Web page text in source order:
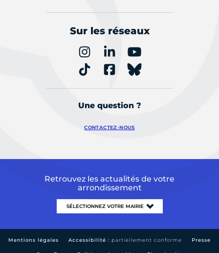
Sur les réseaux
Une question ?
CONTACTEZ-NOUS
Retrouvez les actualités de votre
arrondissement
Mentions légales Accessibilité : partiellement conforme Presse